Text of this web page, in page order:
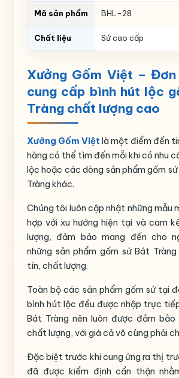
Mã sản phẩm BHL-28
Chất liệu Sứ cao cấp
Họa tiết Mã đáo thành công
Thương hiệu Bát Tràng
Xưởng Gốm Việt – Đ
cung cấp bình hút lộc
Tràng chất lượng cao
Xưởng Gốm Việt là một điểm đến
hàng có thể tìm đến mỗi khi có nhu
lộc hoặc các dòng sản phẩm gốm
Tràng khác.
Chúng tôi luôn cập nhật những mẫu
hợp với xu hướng hiện tại và cam
lượng, đảm bảo mang đến cho
những sản phẩm gốm sứ Bát
tín, chất lượng.
Toàn bộ các sản phẩm gốm sứ tại
bình hút lộc đều được nhập trực
Bát Tràng nên luôn được đảm
chất lượng, với giá cả vô cùng phải
Đặc biệt trước khi cung ứng ra thị
đã được kiểm định cẩn thận